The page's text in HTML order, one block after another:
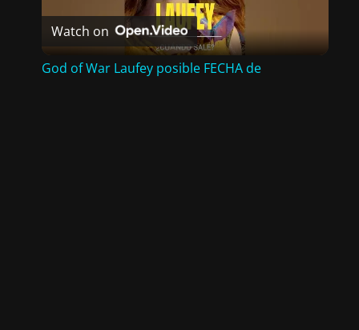
L
Watch on
God of War Laufey posible FECHA de